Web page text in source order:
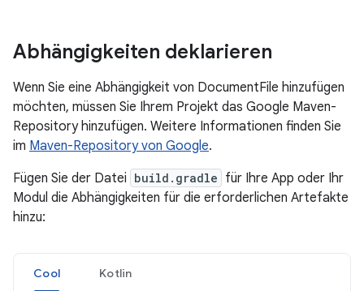
Abhängigkeiten deklarieren
Wenn Sie eine Abhängigkeit von DocumentFile hinzufügen
möchten, müssen Sie Ihrem Projekt das Google Maven-
Repository hinzufügen. Weitere Informationen finden Sie
im Maven-Repository von Google.
Fügen Sie der Datei build.gradle für Ihre App oder Ihr
Modul die Abhängigkeiten für die erforderlichen Artefakte
hinzu:
Cool Kotlin